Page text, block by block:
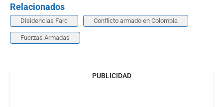
Relacionados
Disidencias Farc Conflicto armado en Colombia
Fuerzas Armadas
PUBLICIDAD